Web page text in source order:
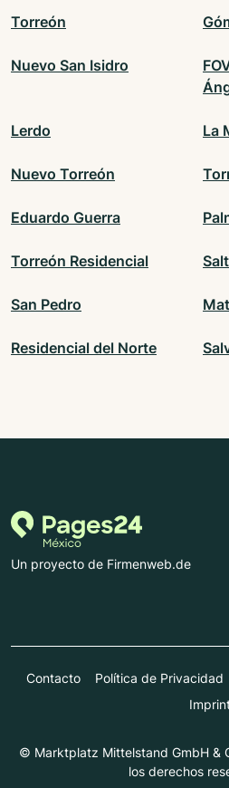
Torreón
Nuevo San Isidro
Lerdo La
Nuevo Torreón
Eduardo Guerra
Torreón Residencial
San Pedro
Residencial del Norte
Un proyecto de Firmenweb.de
Contacto Política de Privacidad
© Marktplatz Mittelstand GmbH &
los derechos